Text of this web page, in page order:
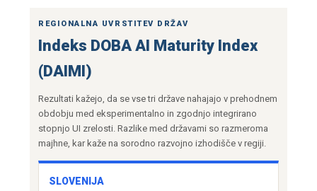
REGIONALNA UVRSTITEV DRŽAV
Indeks DOBA AI Maturity Index
(DAIMI)
Rezultati kažejo, da se vse tri države nahajajo v prehodnem
obdobju med eksperimentalno in zgodnjo integrirano
stopnjo UI zrelosti. Razlike med državami so razmeroma
majhne, kar kaže na sorodno razvojno izhodišče v regiji.
SLOVENIJA